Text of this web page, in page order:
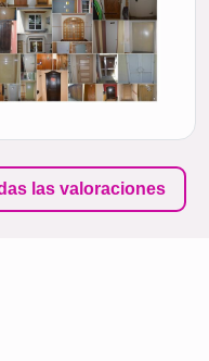
las valoraciones